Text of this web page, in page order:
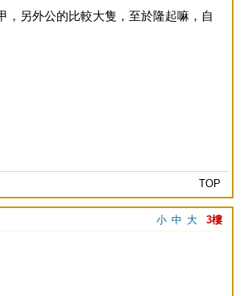
，另外公的比較大隻，至於隆起嘛，自
TOP
3樓
大
中
小